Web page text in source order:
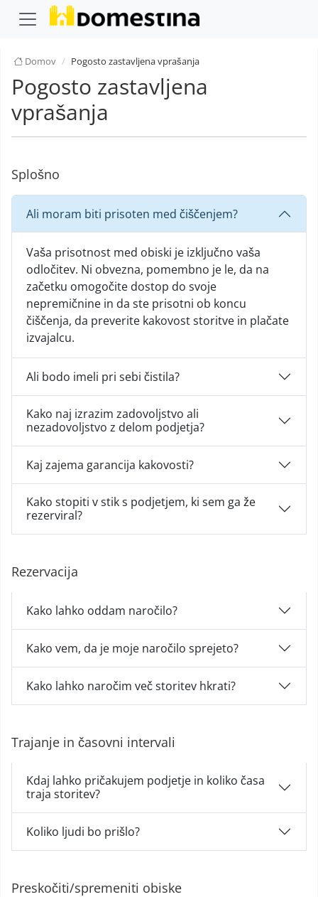
Domov Pogosto zastavljena vprašanja
Pogosto zastavljena
vprašanja
Splošno
Ali moram biti prisoten med čiščenjem?
Vaša prisotnost med obiski je izključno vaša
odločitev. Ni obvezna, pomembno je le, da na
začetku omogočite dostop do svoje
nepremičnine in da ste prisotni ob koncu
čiščenja, da preverite kakovost storitve in plačate
izvajalcu.
Ali bodo imeli pri sebi čistila?
Kako naj izrazim zadovoljstvo ali
nezadovoljstvo z delom podjetja?
Kaj zajema garancija kakovosti?
Kako stopiti v stik s podjetjem, ki sem ga že
rezerviral?
Rezervacija
Kako lahko oddam naročilo?
Kako vem, da je moje naročilo sprejeto?
Kako lahko naročim več storitev hkrati?
Trajanje in časovni intervali
Kdaj lahko pričakujem podjetje in koliko časa
traja storitev?
Koliko ljudi bo prišlo?
Preskočiti/spremeniti obiske